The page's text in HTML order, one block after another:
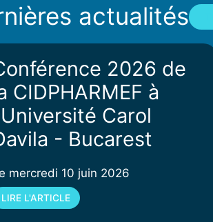
actualités
2026 de
CIDPHARMEF à
Carol
- Bucarest
mercredi 10 juin 2026
LIRE L'ARTICLE